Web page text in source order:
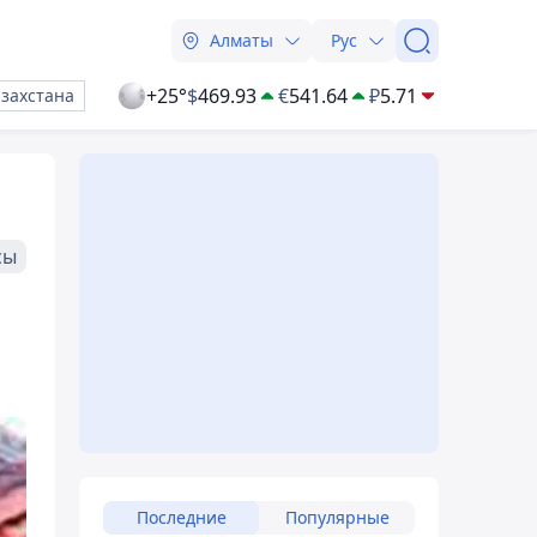
Алматы Рус
+25°$469.93 €541.64 ₽5.71
Последние Популярные